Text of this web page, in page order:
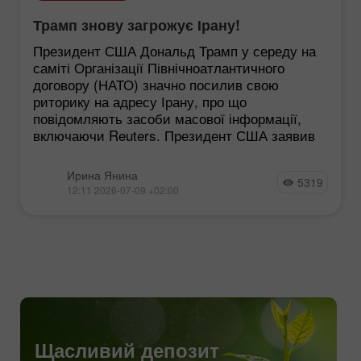
Трамп знову загрожує Ірану!
Президент США Дональд Трамп у середу на
саміті Організації Північноатлантичного
договору (НАТО) значно посилив свою
риторику на адресу Ірану, про що
повідомляють засоби масової інформації,
включаючи Reuters. Президент США заявив
Ирина Янина
12:11 2026-07-09 +02:00 5319
Щасливий депозит